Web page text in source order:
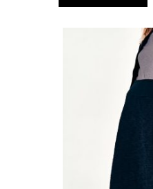
169,99 zł.